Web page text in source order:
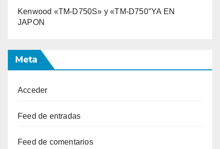
Kenwood «TM-D750S» y «TM-D750″YA EN
JAPON
Meta
Acceder
Feed de entradas
Feed de comentarios